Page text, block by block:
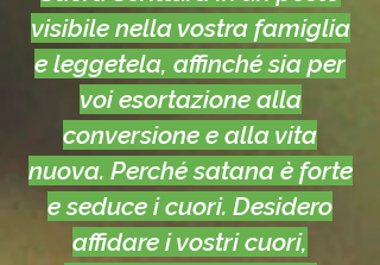
visibile nella vostra famiglia
e leggetela, affinché sia per
voi esortazione alla
conversione e alla vita
nuova. Perché satana è forte
e seduce i cuori. Desidero
affidare i vostri cuori,